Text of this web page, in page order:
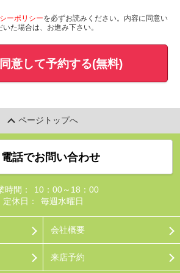
ーポリシーを必ずお読みください。内容に同意い
いた場合は、お進み下さい。
意して予約する(無料)
ページトップへ
電話でお問い合わせ
時間：
10：00～18：00
定休日：
毎週水曜日
会社概要
来店予約